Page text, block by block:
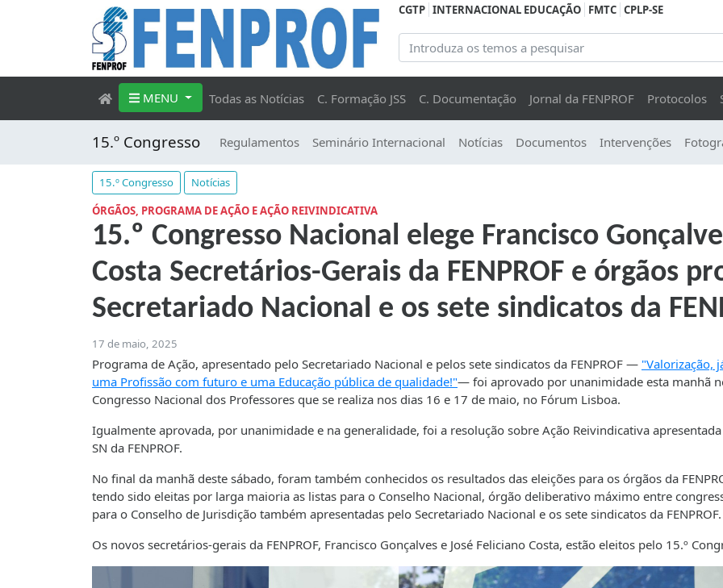
CGTP INTERNACIONAL EDUCAÇÃO FMTC CPLP-SE
MENU Todas as Notícias C. Formação JSS C. Documentação Jornal da FENPROF Protocolos
15.º Congresso Regulamentos Seminário Internacional Notícias Documentos Intervenções
15.º Congresso
Notícias
ÓRGÃOS, PROGRAMA DE AÇÃO E AÇÃO REIVINDICATIVA
15.º Congresso Nacional elege Francisco
Costa Secretários-Gerais da FENPROF e órgãos
Secretariado Nacional e os sete sindicatos da
17 de maio, 2025
Programa de Ação, apresentado pelo Secretariado Nacional e pelos sete sindicatos da FENPROF — "Valorização,
uma Profissão com futuro e uma Educação pública de qualidade!"— foi aprovado por unanimidade esta manhã
Congresso Nacional dos Professores que se realiza nos dias 16 e 17 de maio, no Fórum Lisboa.
Igualmente aprovada, por unanimidade e na generalidade, foi a resolução sobre Ação Reivindicativa
SN da FENPROF.
No final da manhã deste sábado, foram também conhecidos os resultados das eleições para os órgãos da
tendo sido eleitas por larga maioria as listas para o Conselho Nacional, órgão deliberativo máximo entre
para o Conselho de Jurisdição também apresentadas pelo Secretariado Nacional e os sete sindicatos da FENPROF.
Os novos secretários-gerais da FENPROF, Francisco Gonçalves e José Feliciano Costa, estão eleitos pelo 15.º